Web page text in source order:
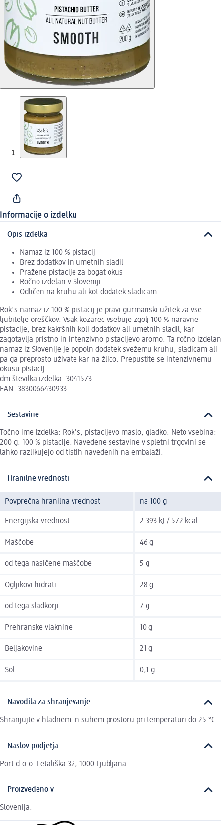
Informacije o izdelku
Opis izdelka
Namaz iz 100 % pistacij
Brez dodatkov in umetnih sladil
Pražene pistacije za bogat okus
Ročno izdelan v Sloveniji
Odličen na kruhu ali kot dodatek sladicam
Rok's namaz iz 100 % pistacij je pravi gurmanski užitek za vse
ljubitelje oreščkov. Vsak kozarec vsebuje zgolj 100 % naravne
pistacije, brez kakršnih koli dodatkov ali umetnih sladil, kar
zagotavlja pristno in intenzivno pistacijevo aromo. Ta ročno izdelan
namaz iz Slovenije je popoln dodatek svežemu kruhu, sladicam ali
pa ga preprosto uživate kar na žlico. Prepustite se intenzivnemu
okusu pistacij.
dm številka izdelka: 3041573
EAN: 3830066430933
Sestavine
Točno ime izdelka: Rok's, pistacijevo maslo, gladko. Neto vsebina:
200 g. 100 % pistacije. Navedene sestavine v spletni trgovini se
lahko razlikujejo od tistih navedenih na embalaži.
Hranilne vrednosti
Povprečna hranilna vrednost na 100 g
Energijska vrednost 2.393 kJ / 572 kcal
Maščobe 46 g
od tega nasičene maščobe 5 g
Ogljikovi hidrati 28 g
od tega sladkorji 7 g
Prehranske vlaknine 10 g
Beljakovine 21 g
Sol 0,1 g
Navodila za shranjevanje
Shranjujte v hladnem in suhem prostoru pri temperaturi do 25 °C.
Naslov podjetja
Port d.o.o. Letališka 32, 1000 Ljubljana
Proizvedeno v
Slovenija.